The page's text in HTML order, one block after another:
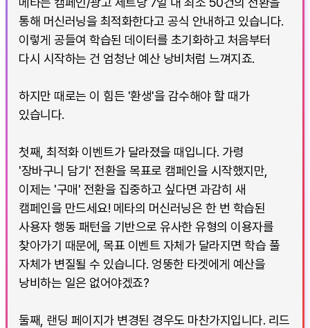
통해 머신러닝을 최적화한다고 공식 안내하고 있습니다.
이렇게 공들여 학습된 데이터를 초기화하고 처음부터
다시 시작하는 건 엄청난 예산 낭비처럼 느껴지죠.
하지만 때로는 이 힘든 '환생'을 감수해야 할 때가
있습니다.
첫째, 최적화 이벤트가 달라졌을 때입니다. 가령
'장바구니 담기' 전환을 목표로 캠페인을 시작했지만,
이제는 '구매' 전환을 집중하고 싶다면 과감히 새
캠페인을 만드세요! 메타의 머신러닝은 한 번 학습된
사용자 행동 패턴을 기반으로 유사한 유형의 이용자를
찾아가기 때문에, 목표 이벤트 자체가 달라지면 학습 풀
자체가 변질될 수 있습니다. 엉뚱한 타겟에게 예산을
낭비하는 일은 없어야겠죠?
둘째, 랜딩 페이지가 변경된 경우도 마찬가지입니다. 리드